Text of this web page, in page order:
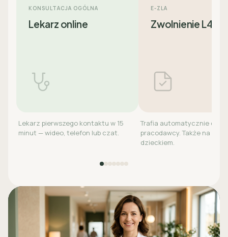
KONSULTACJA OGÓLNA
Lekarz online
Lekarz pierwszego kontaktu w 15
minut — wideo, telefon lub czat.
E-ZLA
Zwolnienie L4
Trafia automatycznie do
pracodawcy. Także na
dzieckiem.